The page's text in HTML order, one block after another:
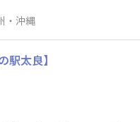
・沖縄
駅太良】